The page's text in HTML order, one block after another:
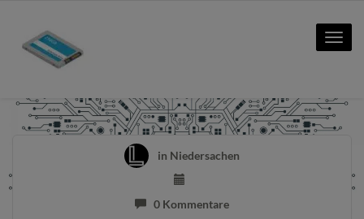
Toggle
in Niedersachen
0 Kommentare